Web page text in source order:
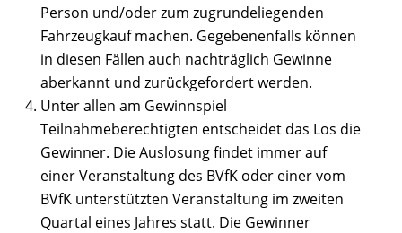
Person und/oder zum zugrundeliegenden
Fahrzeugkauf machen. Gegebenenfalls können
in diesen Fällen auch nachträglich Gewinne
aberkannt und zurückgefordert werden.
Unter allen am Gewinnspiel
Teilnahmeberechtigten entscheidet das Los die
Gewinner. Die Auslosung findet immer auf
einer Veranstaltung des BVfK oder einer vom
BVfK unterstützten Veranstaltung im zweiten
Quartal eines Jahres statt. Die Gewinner